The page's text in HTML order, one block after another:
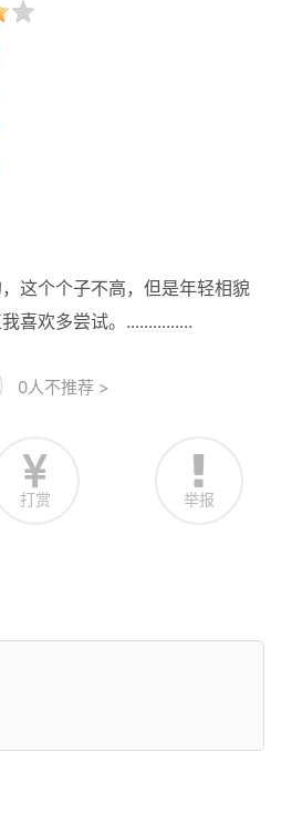
这个个子不高，但是年轻相貌
喜欢多尝试。...............
0人不推荐 >
打赏 举报